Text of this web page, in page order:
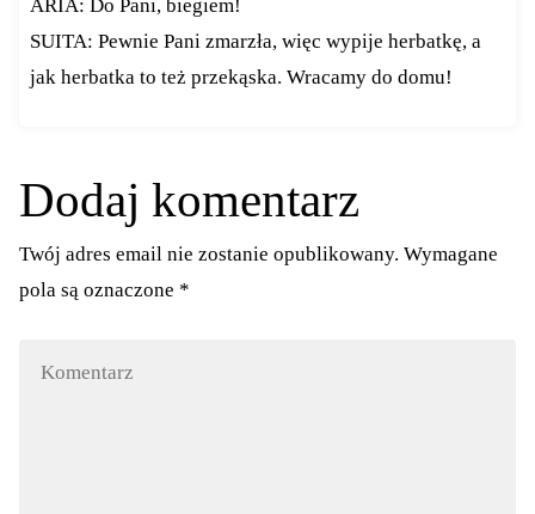
ARIA: Do Pani, biegiem!
SUITA: Pewnie Pani zmarzła, więc wypije herbatkę, a
jak herbatka to też przekąska. Wracamy do domu!
Dodaj komentarz
Twój adres email nie zostanie opublikowany. Wymagane
pola są oznaczone *